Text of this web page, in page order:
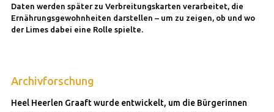
Daten werden später zu Verbreitungskarten verarbeitet, die
Ernährungsgewohnheiten darstellen – um zu zeigen, ob und wo
der Limes dabei eine Rolle spielte.
Archivforschung
Heel Heerlen Graaft wurde entwickelt, um die Bürgerinnen